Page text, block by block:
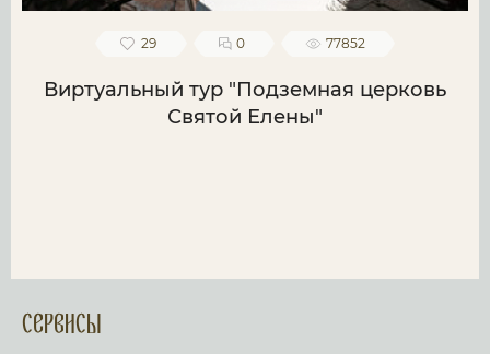
29 0 77852
Виртуальный тур "Подземная церковь
Святой Елены"
Сервисы